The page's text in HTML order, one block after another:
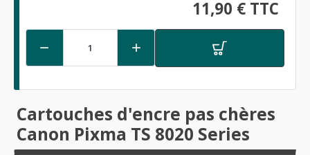
11,90 € TTC
 
Cartouches d'encre pas chères
Canon Pixma TS 8020 Series